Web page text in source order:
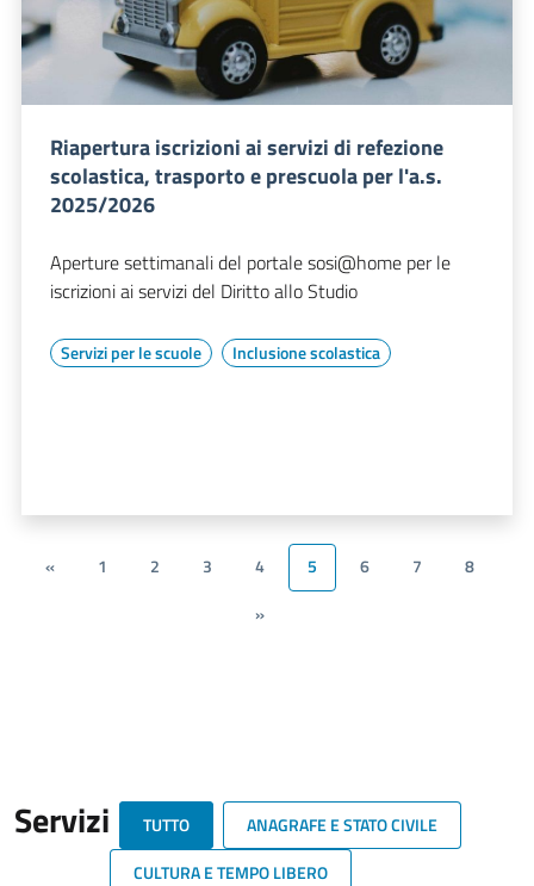
Riapertura iscrizioni ai servizi di refezione
scolastica, trasporto e prescuola per l'a.s.
2025/2026
Aperture settimanali del portale sosi@home per le
iscrizioni ai servizi del Diritto allo Studio
Servizi per le scuole Inclusione scolastica
« 1 2 3 4 5 6 7
8
»
Servizi TUTTO
ANAGRAFE E STATO CIVILE
CULTURA E TEMPO LIBERO